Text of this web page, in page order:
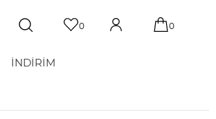
0 0
İNDİRİM